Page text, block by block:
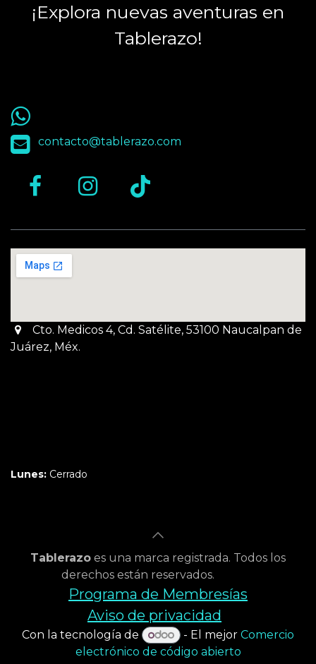
¡Explora nuevas aventuras en
Tablerazo!
55 9563 4848
contacto@tablerazo.com
Cto. Medicos 4, Cd. Satélite, 53100 Naucalpan de
Juárez, Méx.
Lunes: Cerrado
Tablerazo es una marca registrada. Todos los
derechos están reservados.
Programa de Membresías
Aviso de privacidad
Con la tecnología de - El mejor Comercio
electrónico de código abierto